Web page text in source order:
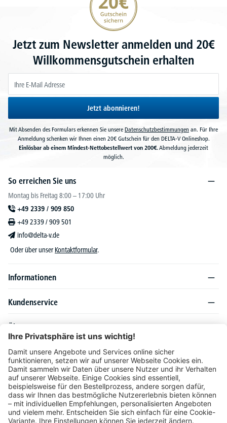
Jetzt zum Newsletter anmelden und 20€
Willkommensgutschein erhalten
Jetzt abonnieren!
Mit Absenden des Formulars erkennen Sie unsere Datenschutzbestimmungen an. Für Ihre
Anmeldung schenken wir Ihnen einen 20€ Gutschein für den DELTA-V Onlineshop.
Einlösbar ab einem Mindest-Nettobestellwert von 200€.Abmeldung jederzeit
möglich.
So erreichen Sie uns
Montag bis Freitag 8:00 – 17:00 Uhr
+49 2339 / 909 850
+49 2339 / 909 501
info@delta-v.de
Oder über unser Kontaktformular.
Informationen
Kundenservice
Über DELTA-V
Produktsortiment
Ratgeber
Folgen Sie uns auch auf